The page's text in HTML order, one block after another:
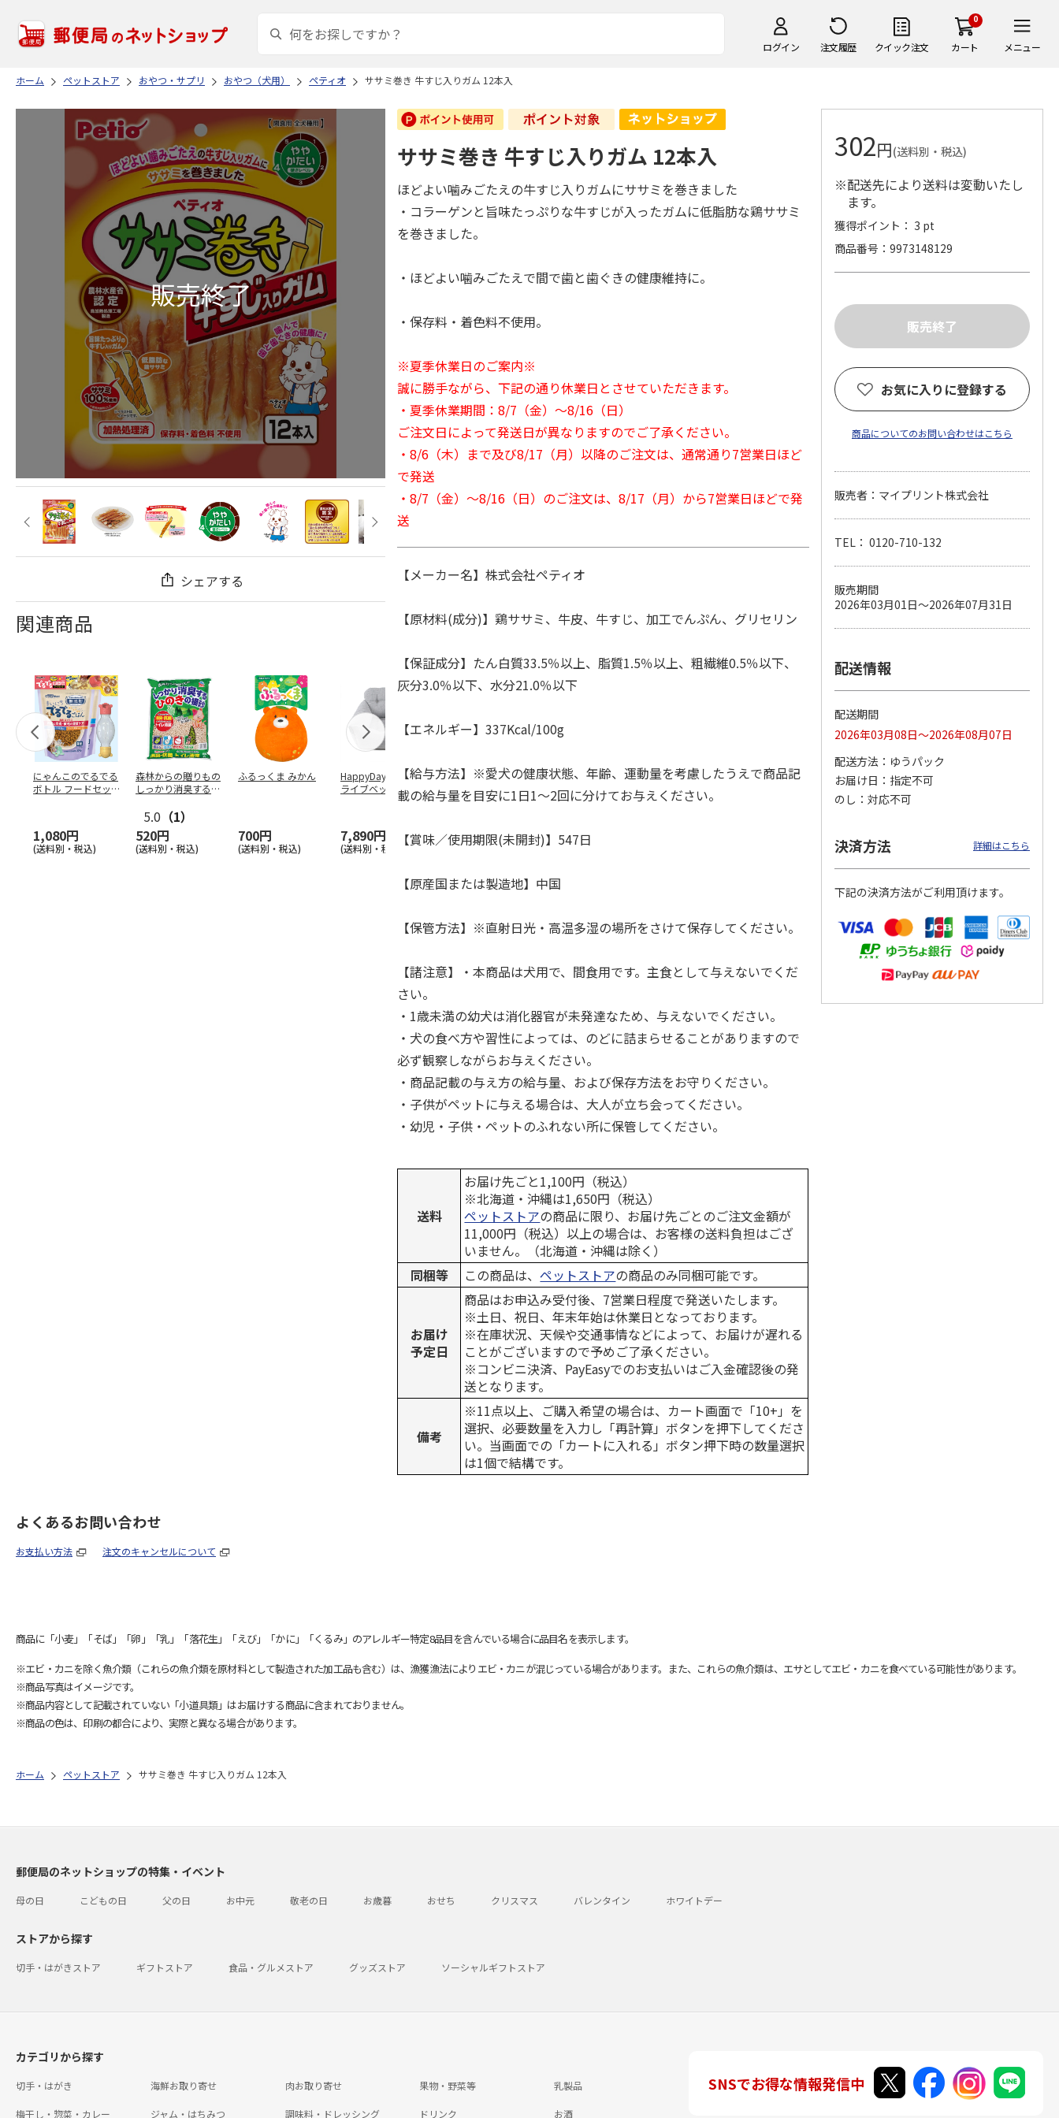
ログイン 注文履歴 クイック注文
0
カート メニュー
ホーム ペットストア おやつ・サプリ おやつ（犬用） ペティオ ササミ巻き 牛すじ入りガム 12本入
シェアする
関連商品
にゃんこのでるでる
ボトル フードセッ
1,080円
(送料別・税込)
森林からの贈りもの
しっかり消臭するひ
5.0 （1）
520円
(送料別・税込)
ふるっくま みかん
700円
(送料別・税込)
HappyDays 2wayド
ライブベッド グレ
7,890円
(送料別・税込)
獣医師開発 ニオイ
をとる砂専用 猫ト
イレ ナチュラルグ
1,550円
(送料別・税込)
デオトイレ 飛び散
らない消臭・抗菌サ
ンド 4L
1,320円
(送料別・税込)
無添加良品 カムカ
ムデンタルコーン
ぐるぐるボーン型 S
銀のスプーン パウ
ペット線香 虹のか
なた フルーティフ
ローラルの香り
590円
(送料別・税込) (送料別・税込)
ササミ巻き 牛すじ入りガム 12本入
ほどよい噛みごたえの牛すじ入りガムにササミを巻きました
・コラーゲンと旨味たっぷりな牛すじが入ったガムに低脂肪な鶏ササミ
を巻きました。
・ほどよい噛みごたえで間で歯と歯ぐきの健康維持に。
・保存料・着色料不使用。
※夏季休業日のご案内※
誠に勝手ながら、下記の通り休業日とさせていただきます。
・夏季休業期間：8/7（金）～8/16（日）
ご注文日によって発送日が異なりますのでご了承ください。
・8/6（木）まで及び8/17（月）以降のご注文は、通常通り7営業日ほど
で発送
・8/7（金）～8/16（日）のご注文は、8/17（月）から7営業日ほどで発
送
【メーカー名】株式会社ペティオ
【原材料(成分)】鶏ササミ、牛皮、牛すじ、加工でんぷん、グリセリン
【保証成分】たん白質33.5％以上、脂質1.5％以上、粗繊維0.5％以下、
灰分3.0％以下、水分21.0％以下
【エネルギー】337Kcal/100g
【給与方法】※愛犬の健康状態、年齢、運動量を考慮したうえで商品記
載の給与量を目安に1日1～2回に分けてお与えください。
【賞味／使用期限(未開封)】547日
【原産国または製造地】中国
【保管方法】※直射日光・高温多湿の場所をさけて保存してください。
【諸注意】・本商品は犬用で、間食用です。主食として与えないでくだ
さい。
・1歳未満の幼犬は消化器官が未発達なため、与えないでください。
・犬の食べ方や習性によっては、のどに詰まらせることがありますので
必ず観察しながらお与えください。
・商品記載の与え方の給与量、および保存方法をお守りください。
・子供がペットに与える場合は、大人が立ち会ってください。
・幼児・子供・ペットのふれない所に保管してください。
送料
お届け先ごと1,100円（税込）
※北海道・沖縄は1,650円（税込）
ペットストアの商品に限り、お届け先ごとのご注文金額が
11,000円（税込）以上の場合は、お客様の送料負担はござ
いません。（北海道・沖縄は除く）
同梱等
この商品は、ペットストアの商品のみ同梱可能です。
お届け
予定日
商品はお申込み受付後、7営業日程度で発送いたします。
※土日、祝日、年末年始は休業日となっております。
※在庫状況、天候や交通事情などによって、お届けが遅れる
ことがございますので予めご了承ください。
※コンビニ決済、PayEasyでのお支払いはご入金確認後の発
送となります。
備考
※11点以上、ご購入希望の場合は、カート画面で「10+」を
選択、必要数量を入力し「再計算」ボタンを押下してくださ
い。当画面での「カートに入れる」ボタン押下時の数量選択
は1個で結構です。
302円(送料別・税込)
※配送先により送料は変動いたし
ます。
獲得ポイント： 3 pt
商品番号
9973148129
お気に入りに登録する
商品についてのお問い合わせはこちら
販売者：マイプリント株式会社
TEL： 0120-710-132
販売期間
2026年03月01日～2026年07月31日
配送情報
配送期間
2026年03月08日～2026年08月07日
配送方法
ゆうパック
お届け日
指定不可
のし
対応不可
決済方法 詳細はこちら
下記の決済方法がご利用頂けます。
よくあるお問い合わせ
お支払い方法 注文のキャンセルについて
商品に「小麦」「そば」「卵」「乳」「落花生」「えび」「かに」「くるみ」のアレルギー特定8品目を含んでいる場合に品目名を表示します。
※エビ・カニを除く魚介類（これらの魚介類を原材料として製造された加工品も含む）は、漁獲漁法によりエビ・カニが混じっている場合があります。また、これらの魚介類は、エサとしてエビ・カニを食べている可能性があります。
※商品写真はイメージです。
※商品内容として記載されていない「小道具類」はお届けする商品に含まれておりません。
※商品の色は、印刷の都合により、実際と異なる場合があります。
ホーム ペットストア ササミ巻き 牛すじ入りガム 12本入
郵便局のネットショップの特集・イベント
母の日 こどもの日 父の日 お中元 敬老の日 お歳暮 おせち クリスマス バレンタイン ホワイトデー
ストアから探す
切手・はがきストア ギフトストア 食品・グルメストア グッズストア ソーシャルギフトストア
カテゴリから探す
切手・はがき 海鮮お取り寄せ 肉お取り寄せ 果物・野菜等 乳製品
梅干し・惣菜・カレー ジャム・はちみつ 調味料・ドレッシング ドリンク お酒
SNSでお得な情報発信中